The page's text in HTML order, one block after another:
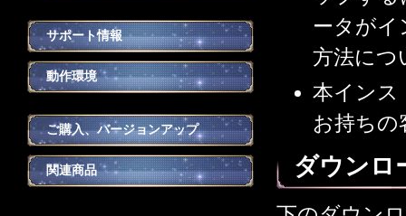
ータがイ
方法につ
本インス
お持ちの
ダウンロ
サポート情報
動作環境
ご購入、バージョンアップ
関連商品